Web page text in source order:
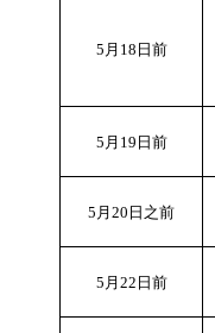
5 月 18 日前
5 月 19 日前
5 月 20 日之前
5 月 22 日前